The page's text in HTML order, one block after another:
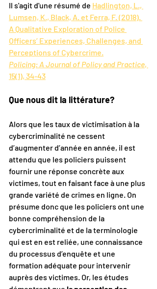
Il s'agit d'une résumé de Hadlington, L.,
Lumsen, K., Black, A. et Ferra, F. (2018).
A Qualitative Exploration of Police
Officers’ Experiences, Challenges, and
Perceptions of Cybercrime.
Policing: A Journal of Policy and Practice,
15(1), 34-43
Que nous dit la littérature?
Alors que les taux de victimisation à la
cybercriminalité ne cessent
d’augmenter d’année en année, il est
attendu que les policiers puissent
fournir une réponse concrète aux
victimes, tout en faisant face à une plus
grande variété de crimes en ligne. On
présume donc que les policiers ont une
bonne compréhension de la
cybercriminalité et de la terminologie
qui est en est reliée, une connaissance
du processus d’enquête et une
formation adéquate pour intervenir
auprès des victimes. Or, les études